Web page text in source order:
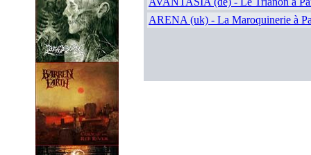
ARENA (uk) - La Maroquinerie à